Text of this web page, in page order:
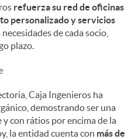
refuerza su red de oficinas
personalizado y servicios
de cada socio,
plazo.
Caja Ingenieros ha
demostrando ser una
con rátios por encima de la
la entidad cuenta con más de